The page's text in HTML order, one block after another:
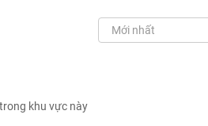
Mới nhất
khu vực này